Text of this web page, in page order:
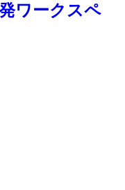
ワークスペ